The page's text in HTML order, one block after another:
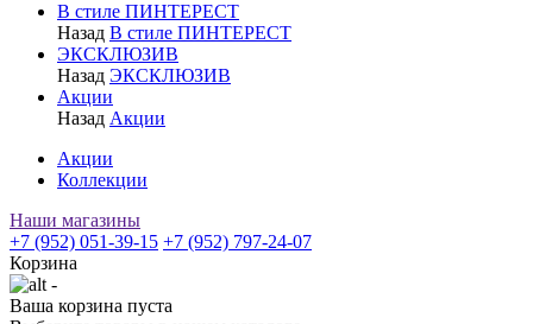
В стиле ПИНТЕРЕСТ
Назад В стиле ПИНТЕРЕСТ
ЭКСКЛЮЗИВ
Назад ЭКСКЛЮЗИВ
Акции
Назад Акции
Акции
Коллекции
Наши магазины
+7 (952) 051-39-15 +7 (952) 797-24-07
Корзина
-
Ваша корзина пуста